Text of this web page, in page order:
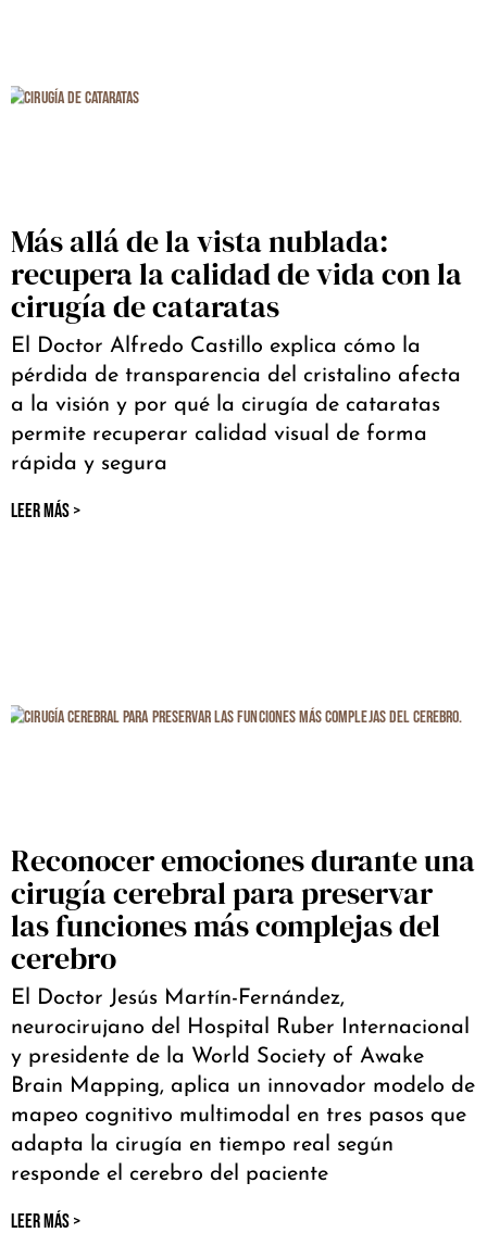
Más allá de la vista nublada:
recupera la calidad de vida con la
cirugía de cataratas
El Doctor Alfredo Castillo explica cómo la
pérdida de transparencia del cristalino afecta
a la visión y por qué la cirugía de cataratas
permite recuperar calidad visual de forma
rápida y segura
LEER MÁS >
Reconocer emociones durante una
cirugía cerebral para preservar
las funciones más complejas del
cerebro
El Doctor Jesús Martín-Fernández,
neurocirujano del Hospital Ruber Internacional
y presidente de la World Society of Awake
Brain Mapping, aplica un innovador modelo de
mapeo cognitivo multimodal en tres pasos que
adapta la cirugía en tiempo real según
responde el cerebro del paciente
LEER MÁS >